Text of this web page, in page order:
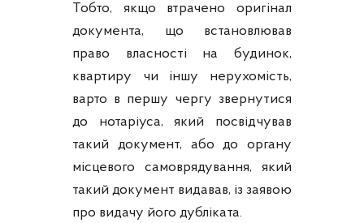
Тобто, якщо втрачено оригінал
документа, що встановлював
право власності на будинок,
квартиру чи іншу нерухомість,
варто в першу чергу звернутися
до нотаріуса, який посвідчував
такий документ, або до органу
місцевого самоврядування, який
такий документ видавав, із заявою
про видачу його дубліката.